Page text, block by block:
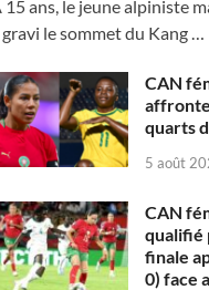
15 ans, le jeune alpiniste
gravi le sommet du Kang …
CAN
affronte
quarts
5 août
CAN
qualifié
finale
0) face